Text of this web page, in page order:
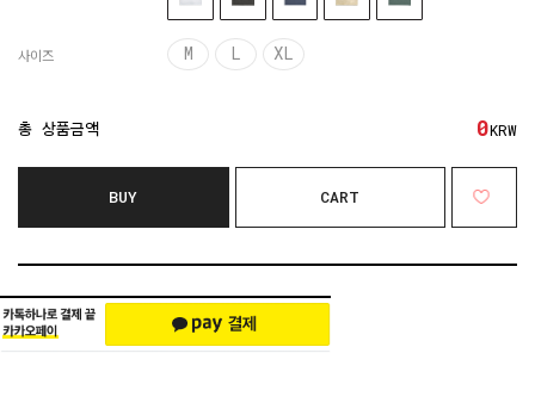
사이즈 M L XL
총 상품금액 0KRW
BUY CART